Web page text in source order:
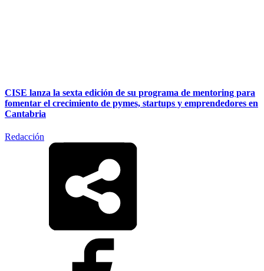
CISE lanza la sexta edición de su programa de mentoring para
fomentar el crecimiento de pymes, startups y emprendedores en
Cantabria
Redacción